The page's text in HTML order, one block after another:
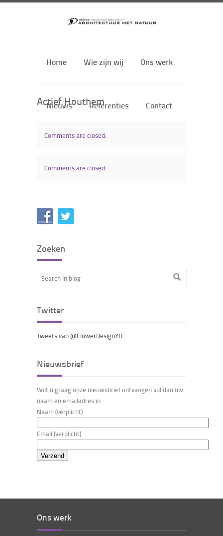
Home Wie zijn wij Ons werk
Nieuws Referenties Contact
Actief Houthem
Comments are closed.
Comments are closed.
Zoeken
Twitter
Tweets van @FlowerDesignYD
Nieuwsbrief
Wilt u graag onze nieuwsbrief ontvangen vul dan uw
naam en emailadres in
Naam (verplicht)
Email (verplicht)
Ons werk